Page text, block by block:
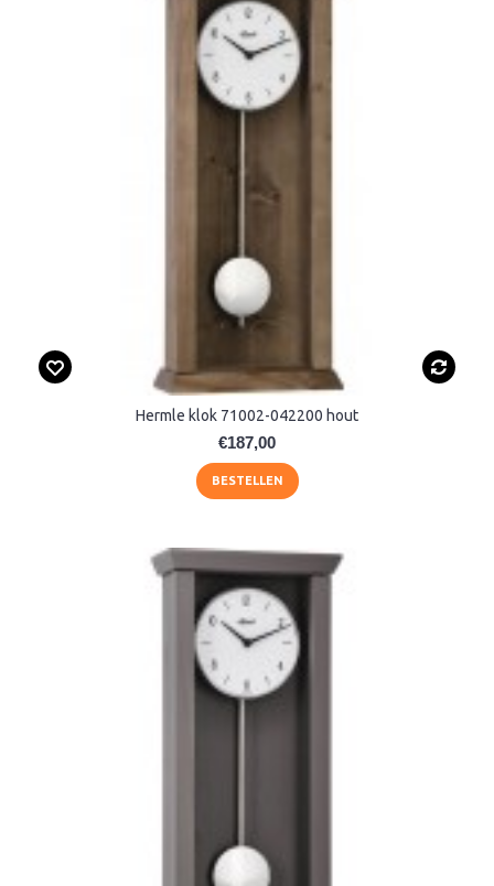
Hermle klok 71002-042200 hout
€187,00
BESTELLEN